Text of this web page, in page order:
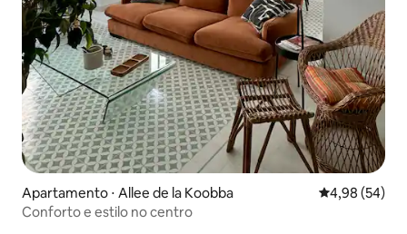
Apartamento ⋅ Allee de la Koobba 4,98 de uma
4,98 (54)
Conforto e estilo no centro